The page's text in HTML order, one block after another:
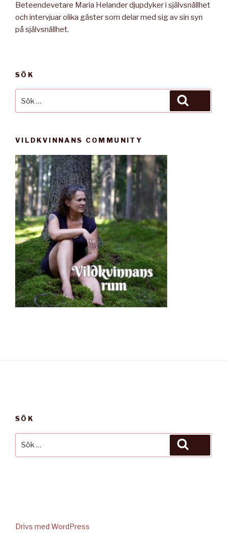
Beteendevetare Maria Helander djupdyker i självsnällhet
och intervjuar olika gäster som delar med sig av sin syn
på självsnällhet.
SÖK
VILDKVINNANS COMMUNITY
SÖK
Drivs med WordPress